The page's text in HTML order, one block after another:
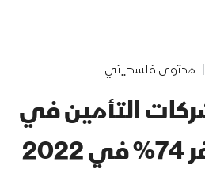
محتوى فلسطيني
التأمين في